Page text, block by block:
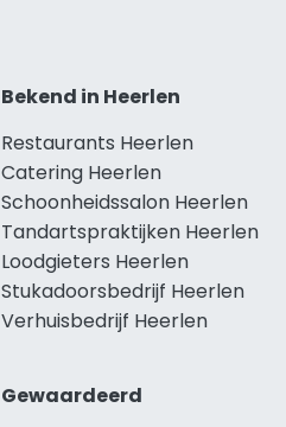
Bekend in Heerlen
Restaurants Heerlen
Catering Heerlen
Schoonheidssalon Heerlen
Tandartspraktijken Heerlen
Loodgieters Heerlen
Stukadoorsbedrijf Heerlen
Verhuisbedrijf Heerlen
Gewaardeerd